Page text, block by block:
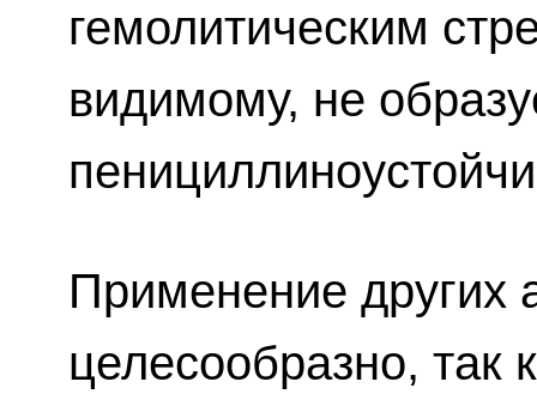
гемолитическим
видимому, не
Применение других
целесообразно, так